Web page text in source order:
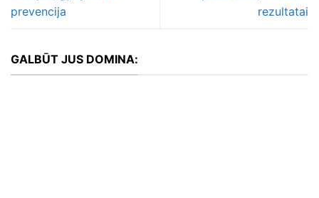
prevencija
rezultatai
GALBŪT JUS DOMINA: